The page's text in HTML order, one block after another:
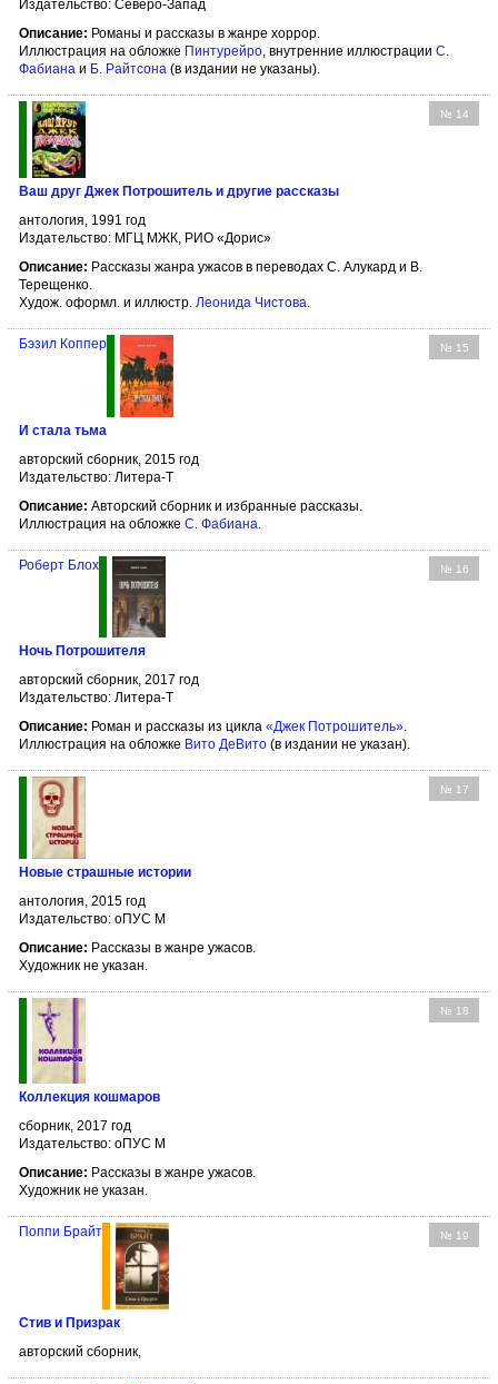
Издательство: Северо-Запад
Описание: Романы и рассказы в жанре хоррор.
Иллюстрация на обложке Пинтурейро , внутренние иллюстрации С.
Фабиана и Б. Райтсона (в издании не указаны).
№ 14
Ваш друг Джек Потрошитель и другие рассказы
антология, 1991 год
Издательство: МГЦ МЖК, РИО «Дорис»
Описание: Рассказы жанра ужасов в переводах С. Алукард и В.
Терещенко.
Худож. оформл. и иллюстр. Леонида Чистова.
№ 15
Бэзил Коппер
И стала тьма
авторский сборник, 2015 год
Издательство: Литера-Т
Описание: Авторский сборник и избранные рассказы.
Иллюстрация на обложке С. Фабиана
№ 16
Роберт Блох
Ночь Потрошителя
авторский сборник, 2017 год
Издательство: Литера-Т
Описание: Роман и рассказы из цикла «Джек Потрошитель».
Иллюстрация на обложке Вито ДеВито (в издании не указан).
№ 17
Новые страшные истории
антология, 2015 год
Издательство: оПУС М
Описание: Рассказы в жанре ужасов.
Художник не указан.
№ 18
Коллекция кошмаров
сборник, 2017 год
Издательство: оПУС М
Описание: Рассказы в жанре ужасов.
Художник не указан.
№ 19
Поппи Брайт
Стив и Призрак
авторский сборник,